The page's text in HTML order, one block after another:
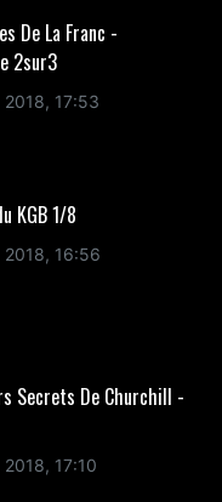
De La Franc -
2sur3
17:53
KGB 1/8
16:56
Secrets De Churchill -
17:10